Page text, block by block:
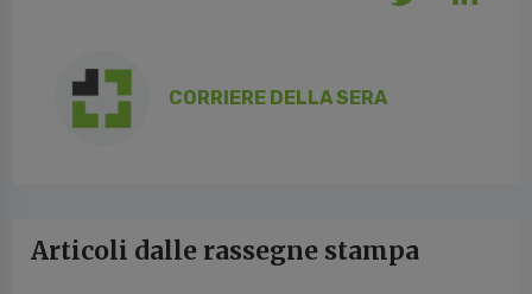
CORRIERE DELLA SERA
Articoli dalle rassegne stampa